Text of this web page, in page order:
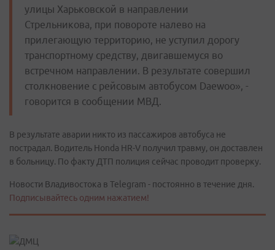
улицы Харьковской в направлении
Стрельникова, при повороте налево на
прилегающую территорию, не уступил дорогу
транспортному средству, двигавшемуся во
встречном направлении. В результате совершил
столкновение с рейсовым автобусом Daewoo», -
говорится в сообщении МВД.
В результате аварии никто из пассажиров автобуса не
пострадал. Водитель Honda HR-V получил травму, он доставлен
в больницу. По факту ДТП полиция сейчас проводит проверку.
Новости Владивостока в Telegram - постоянно в течение дня.
Подписывайтесь одним нажатием!